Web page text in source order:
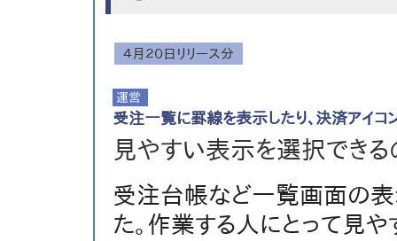
４月２０日リリース分
受注一覧に罫線を表示したり、決済アイコ
見やすい表示を選択できる
受注台帳など一覧画面の表
た。作業する人にとって見